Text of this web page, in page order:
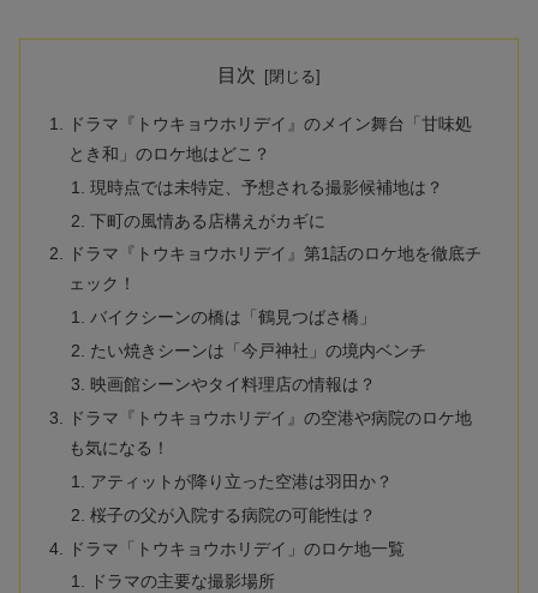
目次
ドラマ『トウキョウホリデイ』のメイン舞台「甘味処
とき和」のロケ地はどこ？
現時点では未特定、予想される撮影候補地は？
下町の風情ある店構えがカギに
ドラマ『トウキョウホリデイ』第1話のロケ地を徹底チ
ェック！
バイクシーンの橋は「鶴見つばさ橋」
たい焼きシーンは「今戸神社」の境内ベンチ
映画館シーンやタイ料理店の情報は？
ドラマ『トウキョウホリデイ』の空港や病院のロケ地
も気になる！
アティットが降り立った空港は羽田か？
桜子の父が入院する病院の可能性は？
ドラマ「トウキョウホリデイ」のロケ地一覧
ドラマの主要な撮影場所